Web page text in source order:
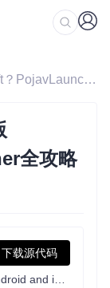
/ 如何在iOS设备畅玩Java版Minecraft？PojavLauncher全攻略
全攻略
下载源代码